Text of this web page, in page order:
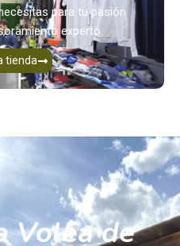
para tu pasión
experto.
tienda
Volea de